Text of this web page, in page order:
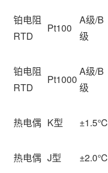
铂电阻
RTD
Pt100
A级/B
级
铂电阻
RTD
Pt1000
A级/B
级
热电偶 K型 ±1.5℃
热电偶 J型 ±2.0℃